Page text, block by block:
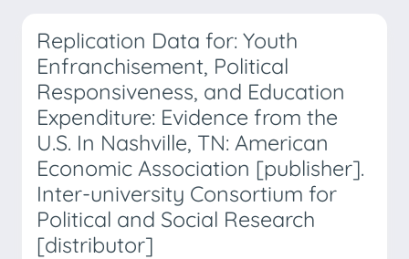
Replication Data for: Youth
Enfranchisement, Political
Responsiveness, and Education
Expenditure: Evidence from the
U.S. In Nashville, TN: American
Economic Association [publisher].
Inter-university Consortium for
Political and Social Research
[distributor]